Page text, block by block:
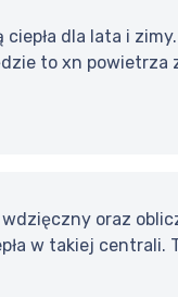
dla lata i
to xn powietrza
oraz
w takiej centrali.